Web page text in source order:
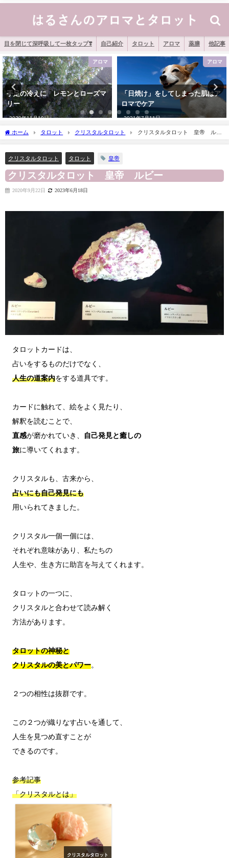
目を閉じて深呼吸して一枚タップ❣️ 自己紹介 タロット アロマ 薬膳 他記事
マ
「日焼け」をしてしまった肌はア
ロマでケア
2021年7月11日
アロマで 赤ちゃんも安心
けスプレー
2020年8月22日
ホーム タロット クリスタルタロット
クリスタルタロット 皇帝 ルビ
クリスタルタロット タロット 皇帝
クリスタルタロット 皇帝 ルビー
2020年9月22日 2023年6月18日
タロットカードは、
人生の道案内をする道具です。
カードに触れて、絵をよく見たり、
直感が磨かれていき、
自己発見と癒しの
旅に導いてくれます。
占いにも自己発見にも
用いられてきました。
クリスタル一個一個には、
それぞれ意味があり、私たちの
人生や、生き方に助言を与えてくれます。
タロットの一つに、
クリスタルと合わせて読み解く
方法があります。
タロットの神秘と
クリスタルの美とパワー。
２つの相性は抜群です。
この２つが織りなす占いを通して、
人生を見つめ直すことが
できるのです。
参考記事
「クリスタルとは」
クリスタルタロット